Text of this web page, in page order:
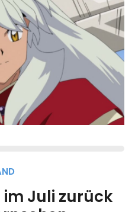
Juli zurück